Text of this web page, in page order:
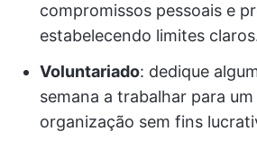
compromissos pessoais e
estabelecendo limites
Voluntariado: dedique
semana a trabalhar para
organização sem fins